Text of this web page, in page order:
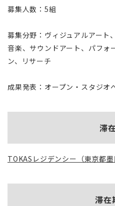
募集人数：5組
募集分野：ヴィジュアルアート
音楽、サウンドアート、パフォ
ン、リサーチ
成果発表：オープン・スタジオ
滞
TOKASレジデンシー（東京都
滞在